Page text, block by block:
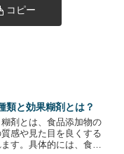
コピー
類と効果糊剤とは？
剤とは、食品添加物の
感や見た目を良くする
す。具体的には、食品